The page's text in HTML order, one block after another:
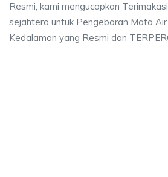
Resmi, kami mengucapkan
sejahtera untuk Pengeboran Mata
Kedalaman yang Resmi dan